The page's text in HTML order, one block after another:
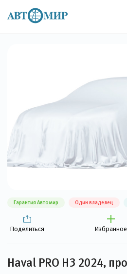
Гарантия Автомир Один владелец
Поделиться Избранное
Haval PRO H3 2024,